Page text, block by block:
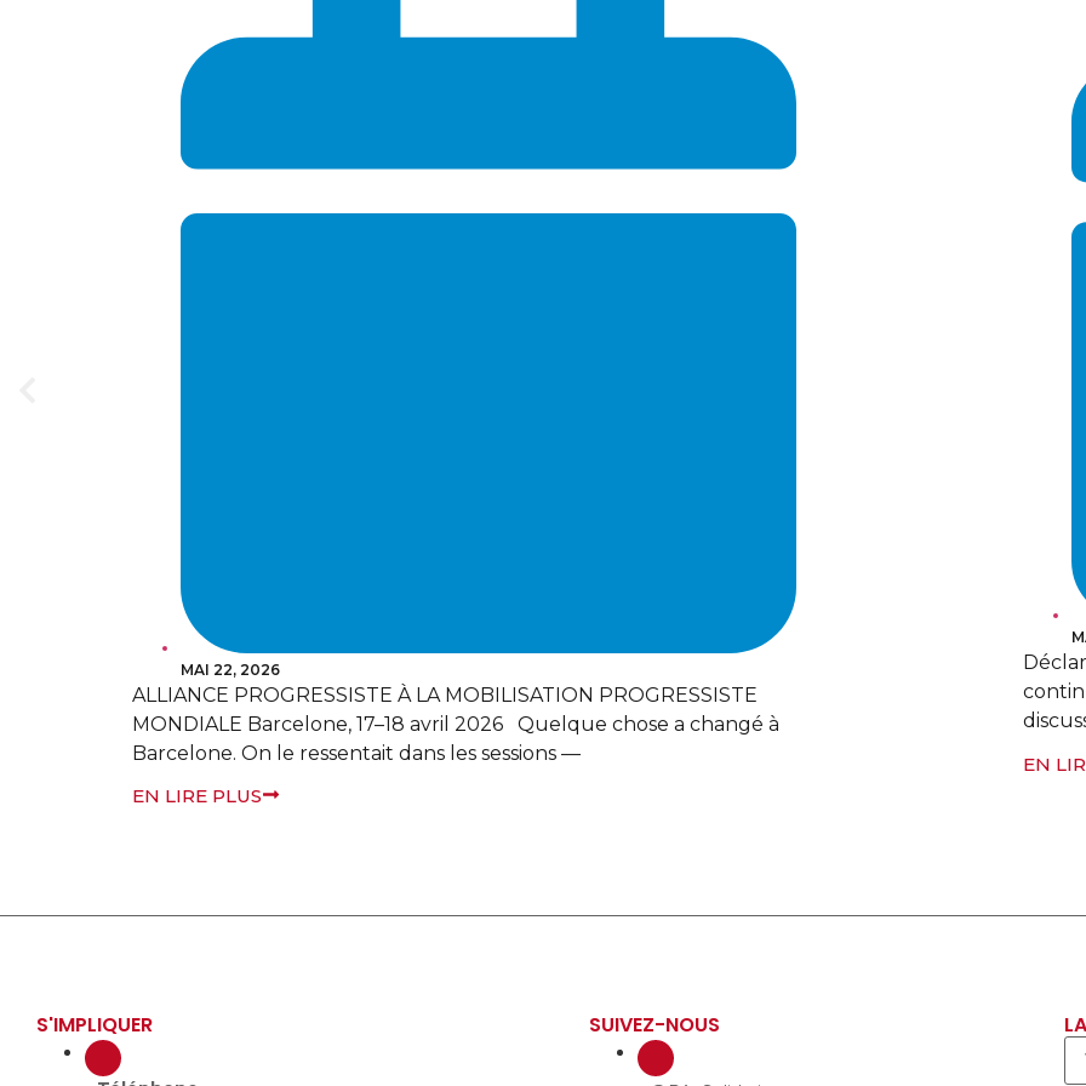
Déclaration de l’Alliance Progressiste sur les attaques
continues dans la Région du Kurdistan d’Irak Alors que des
discussions sur la désescalade et un accord de
EN LIRE PLUS
S'IMPLIQUER SUIVEZ-NOUS